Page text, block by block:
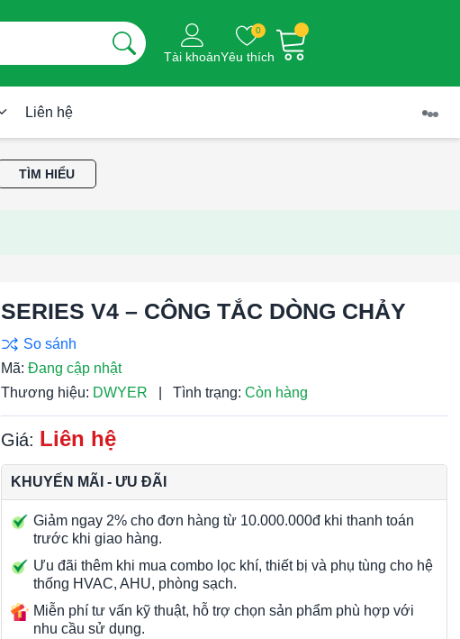
Tài khoản
0
Yêu thích
Liên hệ
TÌM HIỂU
SERIES V4 – CÔNG TẮC DÒNG CHẢY
Mã:Đang cập nhật
Thương hiệu: DWYER Tình trạng: Còn hàng
Giá: Liên hệ
KHUYẾN MÃI - ƯU ĐÃI
Giảm ngay 2% cho đơn hàng từ 10.000.000đ khi thanh toán
trước khi giao hàng.
Ưu đãi thêm khi mua combo lọc khí, thiết bị và phụ tùng cho hệ
thống HVAC, AHU, phòng sạch.
Miễn phí tư vấn kỹ thuật, hỗ trợ chọn sản phẩm phù hợp với
nhu cầu sử dụng.